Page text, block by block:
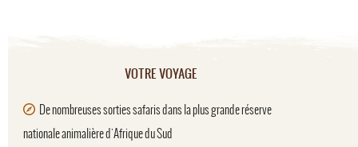
VOTRE VOYAGE
De nombreuses sorties safaris dans la plus grande réserve
nationale animalière d'Afrique du Sud